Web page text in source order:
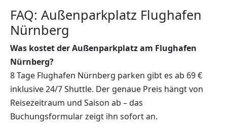
FAQ: Außenparkplatz Flughafen
Nürnberg
Was kostet der Außenparkplatz am Flughafen
Nürnberg?
8 Tage Flughafen Nürnberg parken gibt es ab 69 €
inklusive 24/7 Shuttle. Der genaue Preis hängt von
Reisezeitraum und Saison ab – das
Buchungsformular zeigt ihn sofort an.